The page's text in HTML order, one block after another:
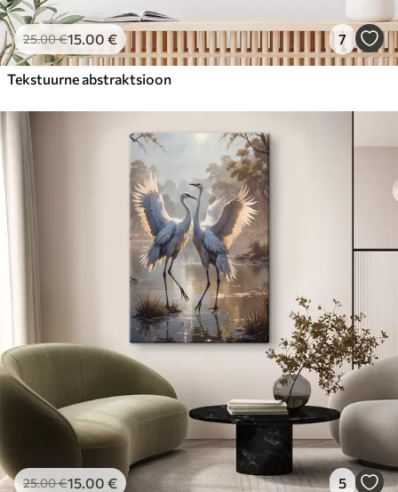
25.00€15.00 € 7
Tekstuurne abstraktsioon
25.00€15.00 € 5